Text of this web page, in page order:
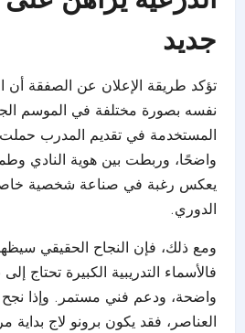
جديد
تؤكد طريقة الإعلان عن الصفقة أن
نفسه بصورة مختلفة في الموسم
المستخدمة في تقديم المدرب حملت
واضحًا، وربطت بين هوية النادي
يعكس رغبة في صناعة شخصية
الدوري.
ومع ذلك، فإن النجاح الحقيقي
فالأسماء التدريبية الكبيرة تحتاج
واضحة، ودعم فني مستمر. وإذا نجح
العناصر، فقد يكون برونو لاج بداية